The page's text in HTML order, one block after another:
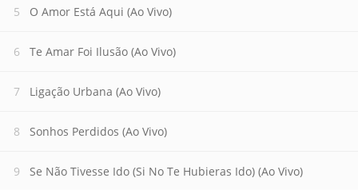
O Amor Está Aqui (Ao Vivo)
Te Amar Foi Ilusão (Ao Vivo)
Ligação Urbana (Ao Vivo)
Sonhos Perdidos (Ao Vivo)
Se Não Tivesse Ido (Si No Te Hubieras Ido) (Ao Vivo)